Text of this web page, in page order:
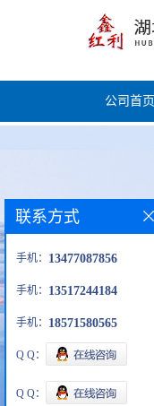
公司首页
联系方式
手机： 13477087856
手机： 13517244184
手机： 18571580565
Q Q：
Q Q：